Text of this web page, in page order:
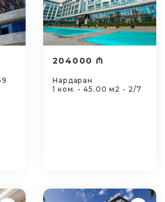
204000 ₼
Нардаран
1 ком. - 45.00 м2 - 2/7